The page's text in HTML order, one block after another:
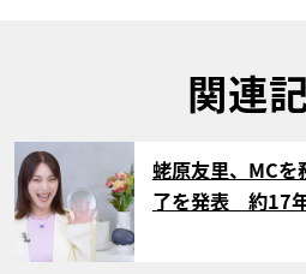
関連
サムネイル
蛯原友里、MC
了を発表 約17